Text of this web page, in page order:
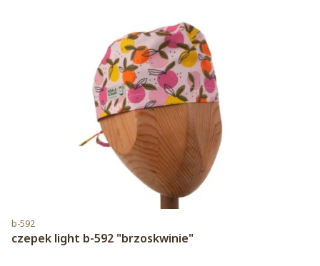
Kod produktu
b-592
czepek light b-592 "brzoskwinie"